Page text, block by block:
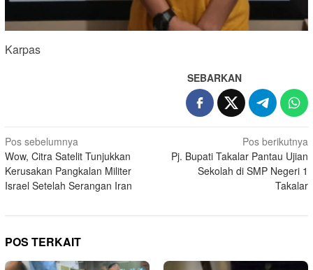
Karpas
SEBARKAN
Navigasi
pos
Pos sebelumnya
Wow, Citra Satelit Tunjukkan
Kerusakan Pangkalan Militer
Israel Setelah Serangan Iran
Pos berikutnya
Pj. Bupati Takalar Pantau Ujian
Sekolah di SMP Negeri 1
Takalar
POS TERKAIT